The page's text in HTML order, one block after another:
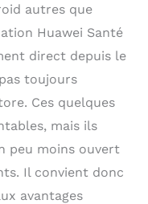
autres que
Huawei Santé
direct depuis le
toujours
Ces quelques
mais ils
peu moins ouvert
Il convient donc
avantages